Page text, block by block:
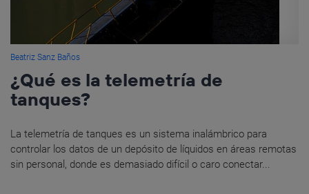
Beatriz Sanz Baños
¿Qué es la telemetría de
tanques?
La telemetría de tanques es un sistema inalámbrico para
controlar los datos de un depósito de líquidos en áreas remotas
sin personal, donde es demasiado difícil o caro conectar...